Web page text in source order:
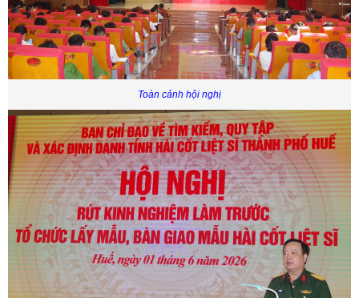
Toàn cảnh hội nghị